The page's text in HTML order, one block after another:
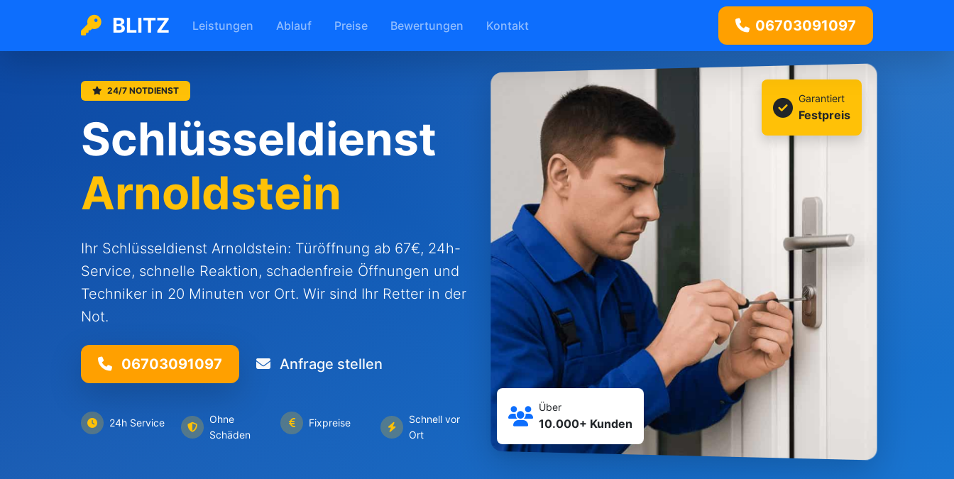
BLITZ Leistungen Ablauf Preise Bewertungen Kontakt 06703091097
24/7 NOTDIENST
Schlüsseldienst
Arnoldstein
Ihr Schlüsseldienst Arnoldstein: Türöffnung ab 67€, 24h-
Service, schnelle Reaktion, schadenfreie Öffnungen und
Techniker in 20 Minuten vor Ort. Wir sind Ihr Retter in der
Not.
06703091097 Anfrage stellen
24h Service
Ohne
Schäden
Fixpreise
Schnell vor
Ort
Garantiert
Festpreis
Über
10.000+ Kunden